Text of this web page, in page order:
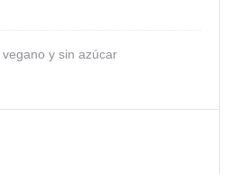
y sin azúcar